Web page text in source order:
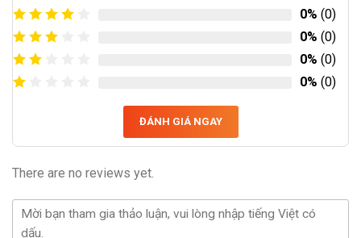
0% (0)
0% (0)
0% (0)
0% (0)
ĐÁNH GIÁ NGAY
There are no reviews yet.